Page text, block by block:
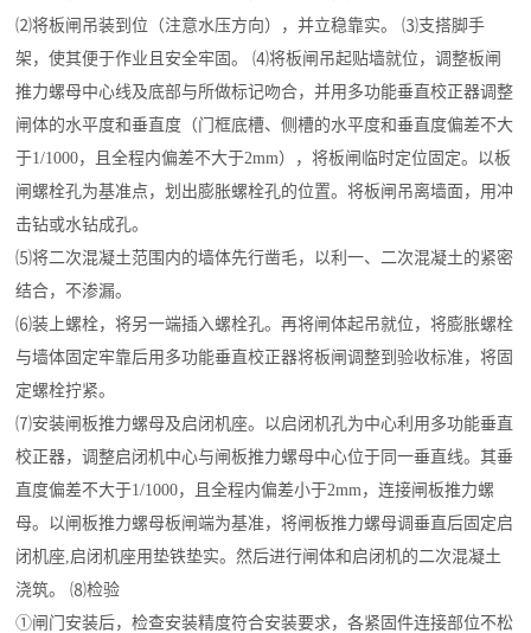
⑵将板闸吊装到位（注意水压方向），并立稳靠实。 ⑶支搭脚手
架，使其便于作业且安全牢固。 ⑷将板闸吊起贴墙就位，调整板闸
推力螺母中心线及底部与所做标记吻合，并用多功能垂直校正器调整
闸体的水平度和垂直度（门框底槽、侧槽的水平度和垂直度偏差不大
于1/1000，且全程内偏差不大于2mm），将板闸临时定位固定。以板
闸螺栓孔为基准点，划出膨胀螺栓孔的位置。将板闸吊离墙面，用冲
击钻或水钻成孔。
⑸将二次混凝土范围内的墙体先行凿毛，以利一、二次混凝土的紧密
结合，不渗漏。
⑹装上螺栓，将另一端插入螺栓孔。再将闸体起吊就位，将膨胀螺栓
与墙体固定牢靠后用多功能垂直校正器将板闸调整到验收标准，将固
定螺栓拧紧。
⑺安装闸板推力螺母及启闭机座。以启闭机孔为中心利用多功能垂直
校正器，调整启闭机中心与闸板推力螺母中心位于同一垂直线。其垂
直度偏差不大于1/1000，且全程内偏差小于2mm，连接闸板推力螺
母。以闸板推力螺母板闸端为基准，将闸板推力螺母调垂直后固定启
闭机座,启闭机座用垫铁垫实。然后进行闸体和启闭机的二次混凝土
浇筑。 ⑻检验
①闸门安装后，检查安装精度符合安装要求，各紧固件连接部位不松